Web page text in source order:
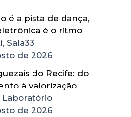
é a pista de dança,
é o ritmo
Sala33
de 2026
do Recife: do
à valorização
Laboratório
de 2026